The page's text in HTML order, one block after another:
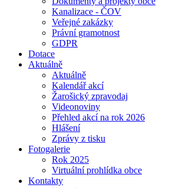
Kanalizace - ČOV
Veřejné zakázky
Právní gramotnost
GDPR
Dotace
Aktuálně
Aktuálně
Kalendář akcí
Žarošický zpravodaj
Videonoviny
Přehled akcí na rok 2026
Hlášení
Zprávy z tisku
Fotogalerie
Rok 2025
Virtuální prohlídka obce
Kontakty